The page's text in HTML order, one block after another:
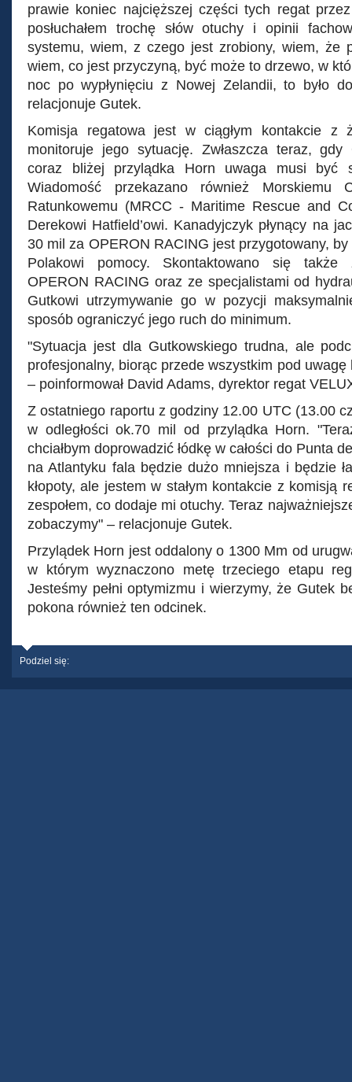
prawie koniec najcięższej części tych regat
posłuchałem trochę słów otuchy i opinii
systemu, wiem, z czego jest zrobiony, wiem, że
wiem, co jest przyczyną, być może to drzewo, w
noc po wypłynięciu z Nowej Zelandii, to było
relacjonuje Gutek.
Komisja regatowa jest w ciągłym kontakcie z
monitoruje jego sytuację. Zwłaszcza teraz,
coraz bliżej przylądka Horn uwaga musi być
Wiadomość przekazano również Morskiemu
Ratunkowemu (MRCC - Maritime Rescue and
Derekowi Hatfield’owi. Kanadyjczyk płynący na
30 mil za OPERON RACING jest przygotowany,
Polakowi pomocy. Skontaktowano się także
OPERON RACING oraz ze specjalistami od
Gutkowi utrzymywanie go w pozycji
sposób ograniczyć jego ruch do minimum.
"Sytuacja jest dla Gutkowskiego trudna, ale
profesjonalny, biorąc przede wszystkim pod
– poinformował David Adams, dyrektor regat
Z ostatniego raportu z godziny 12.00 UTC (13.00
w odległości ok.70 mil od przylądka Horn.
chciałbym doprowadzić łódkę w całości do Punta
na Atlantyku fala będzie dużo mniejsza i będzie
kłopoty, ale jestem w stałym kontakcie z komisją
zespołem, co dodaje mi otuchy. Teraz
zobaczymy" – relacjonuje Gutek.
Przylądek Horn jest oddalony o 1300 Mm od
w którym wyznaczono metę trzeciego etapu
Jesteśmy pełni optymizmu i wierzymy, że Gutek
pokona również ten odcinek.
Podziel się: